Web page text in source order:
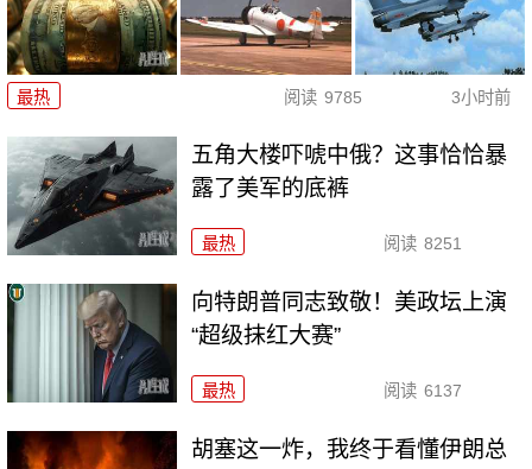
最热 阅读 9785 3小时前
五角大楼吓唬中俄？这事恰恰暴
露了美军的底裤
最热 阅读 8251
向特朗普同志致敬！美政坛上演
“超级抹红大赛”
最热 阅读 6137
胡塞这一炸，我终于看懂伊朗总